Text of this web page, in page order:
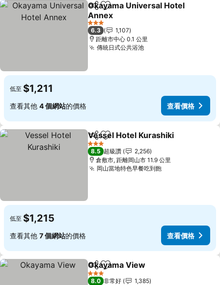
分享 加入我的最愛
Okayama Universal Hotel
Annex
查看價格
3 星級
6.3
1,107
距離市中心 0.1 公里
傳統日式公共浴池查看價格
低至 $1,211
查看其他 4 個網站的價格 查看價格
分享 加入我的最愛
Vessel Hotel Kurashiki
3 星級
8.5 超級讚
2,256
倉敷市, 距離岡山市 11.9 公里
岡山當地特色早餐吃到飽查看價格
低至 $1,215
查看其他 7 個網站的價格 查看價格
分享 加入我的最愛
Okayama View
3 星級
8.0 非常好
1,385